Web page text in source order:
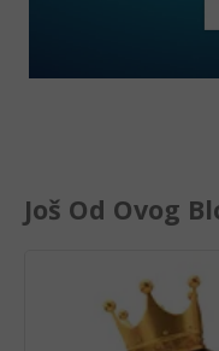
Još Od Ovog